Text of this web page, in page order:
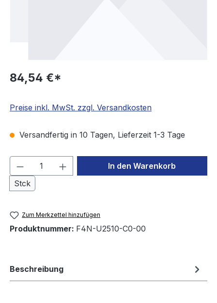
84,54 €*
Preise inkl. MwSt. zzgl. Versandkosten
Versandfertig in 10 Tagen, Lieferzeit 1-3 Tage
Produkt Anzahl: Gib den
Stck
In den Warenkorb
Zum Merkzettel hinzufügen
Produktnummer: F4N-U2510-C0-00
Beschreibung